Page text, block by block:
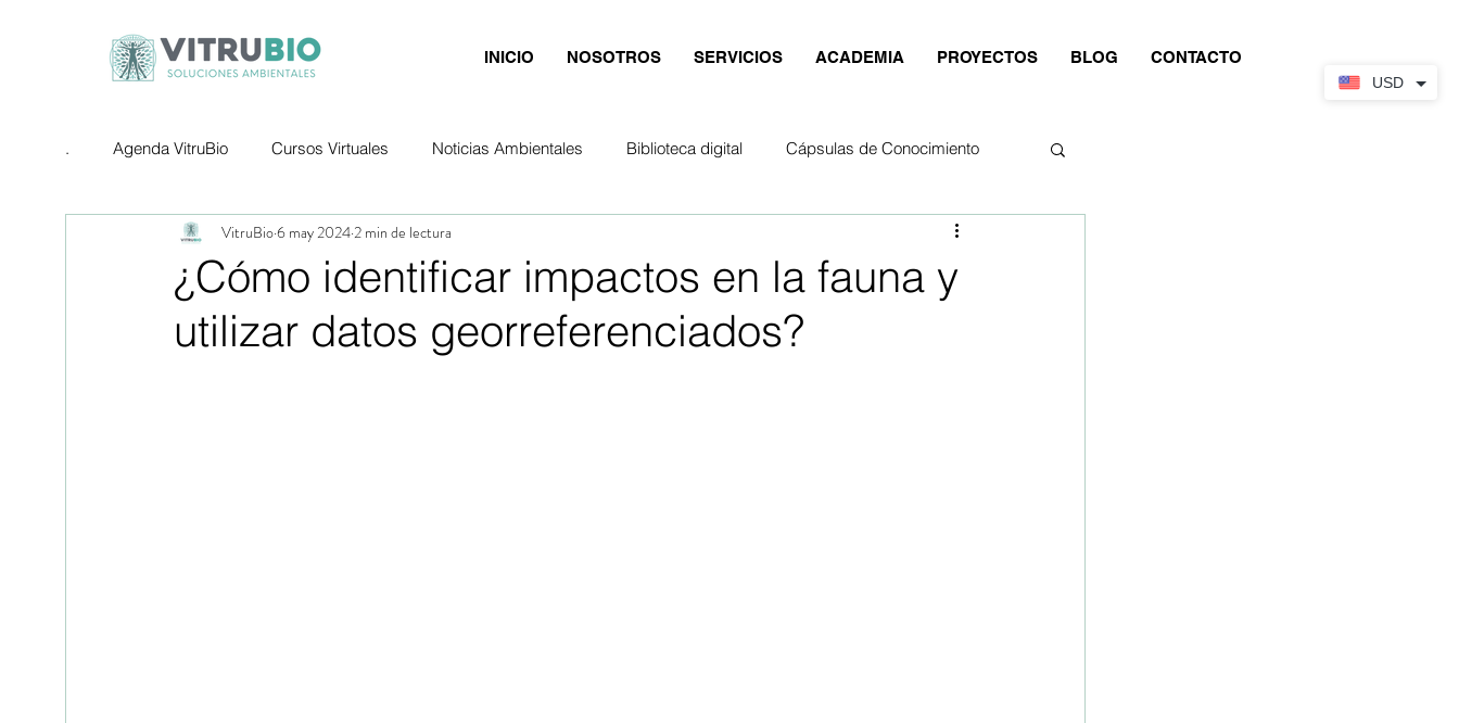
INICIO NOSOTROS SERVICIOS ACADEMIA PROYECTOS BLOG CONTACTO
. Agenda VitruBio Cursos Virtuales Noticias Ambientales Biblioteca digital Cápsulas de Conocimiento
¿Cómo identificar impactos en la fauna y
utilizar datos georreferenciados?
VitruBio6 may 20242 min de lectura
USD